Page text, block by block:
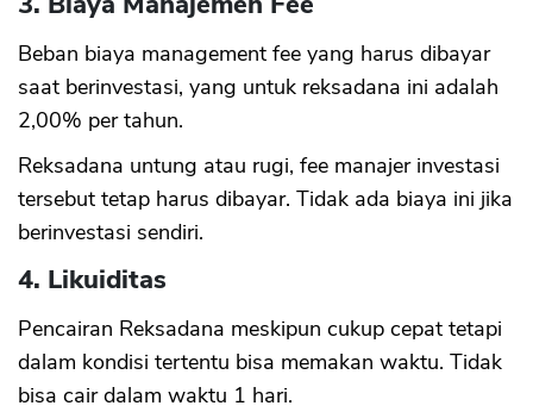
Beban biaya management fee yang harus dibayar
saat berinvestasi, yang untuk reksadana ini adalah
2,00% per tahun.
Reksadana untung atau rugi, fee manajer investasi
tersebut tetap harus dibayar. Tidak ada biaya ini jika
berinvestasi sendiri.
4. Likuiditas
Pencairan Reksadana meskipun cukup cepat tetapi
dalam kondisi tertentu bisa memakan waktu. Tidak
bisa cair dalam waktu 1 hari.